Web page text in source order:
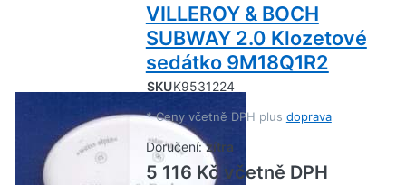
VILLEROY & BOCH
SUBWAY 2.0 Klozetové
sedátko 9M18Q1R2
SKUK9531224
* Ceny včetně DPH plus doprava
Doručení: zítra
5 116 Kč včetně DPH